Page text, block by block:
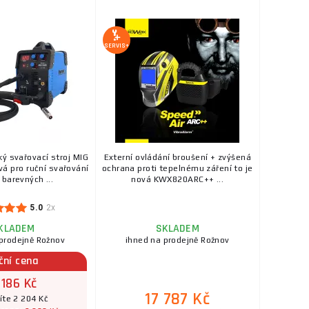
a
a nelegov ...
459 Kč
SKLADEM a na prodejně Rožnov
ks KOUPIT
je vhodná pro
89 Kč
SKLADEM a na prodejně Rožnov
28 Kč
1ks
poskytující
ks KOUPIT
svařovací stroj MIG
pro ruční svařování
...
5.0 2x
Rožnov
cena
Kč
2 204 Kč
SERVIS+
Externí ovládání broušení + zvýšená
ochrana proti tepelnému záření to je
nová KWX820ARC++ ...
SKLADEM
ihned na prodejně Rožnov
17 787 Kč